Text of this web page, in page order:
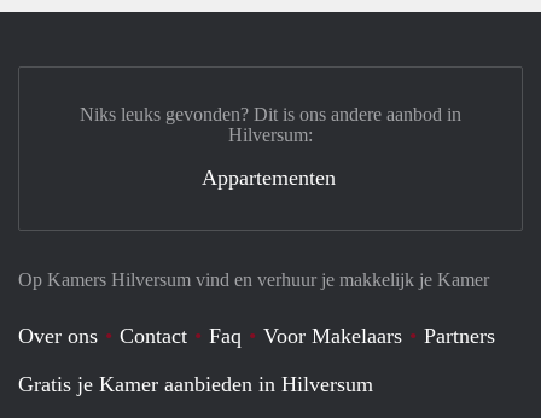
Op Kamers Hilversum vind en verhuur je makkelijk je Kamer
Over ons Contact Faq Voor Makelaars
Partners
Gratis je Kamer aanbieden in Hilversum
Niks leuks gevonden? Dit is ons andere aanbod in
Hilversum:
Appartementen